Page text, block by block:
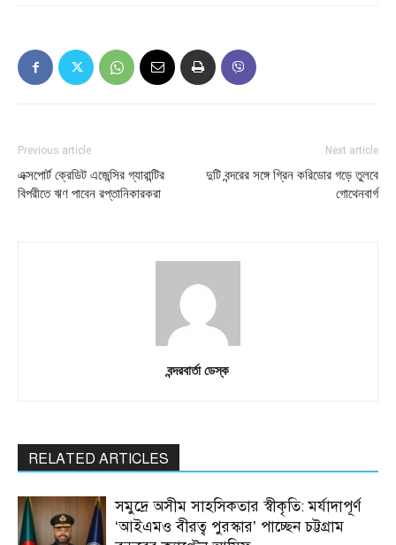
Previous article
এক্সপোর্ট ক্রেডিট এজেন্সির গ্যারান্টির
বিপরীতে ঋণ পাবেন রপ্তানিকারকরা
Next article
দুটি বন্দরের সঙ্গে গ্রিন করিডোর গড়ে তুলবে
গোথেনবার্গ
বন্দরবার্তা ডেস্ক
RELATED ARTICLES
সমুদ্রে অসীম সাহসিকতার স্বীকৃতি: মর্যাদাপূর্ণ
‘আইএমও বীরত্ব পুরস্কার’ পাচ্ছেন চট্টগ্রাম